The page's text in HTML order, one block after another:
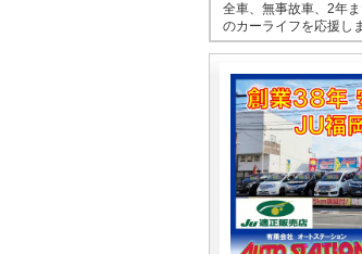
全車、無事故車、2年
のカーライフを応援し